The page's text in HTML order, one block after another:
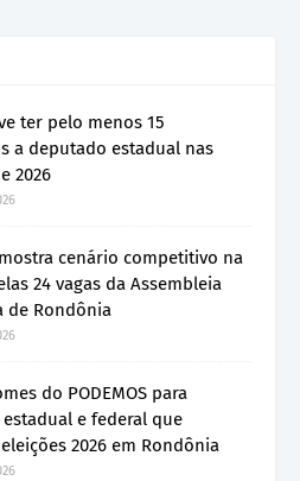
ter pelo menos 15
a deputado estadual nas
2026
cenário competitivo na
24 vagas da Assembleia
de Rondônia
do PODEMOS para
e federal que
2026 em Rondônia